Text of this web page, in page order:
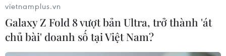
vietnamplus.vn
Galaxy Z Fold 8 vượt bản Ultra, trở thành 'át
chủ bài' doanh số tại Việt Nam?